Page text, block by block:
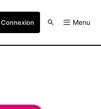
Connexion Menu